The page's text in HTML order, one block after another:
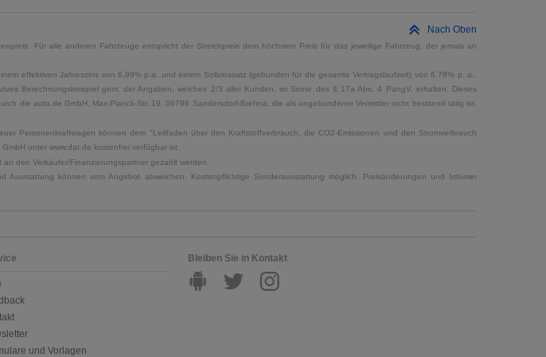
Nach Oben
Für alle anderen Fahrzeuge entspricht der Streichpreis dem höchsten Preis für das jeweilige Fahrzeug, der jemals an
effektiven Jahreszins von 6,99% p.a. und einem Sollzinssatz (gebunden für die gesamte Vertragslaufzeit) von 6,78% p. a..
Berechnungsbeispiel gem. der Angaben, welches 2/3 aller Kunden, im Sinne des § 17a Abs. 4 PangV, erhalten. Dieses
die auto.de GmbH, Max-Planck-Str. 19, 06796 Sandersdorf-Brehna, die als ungebundener Vermittler nicht beratend tätig ist.
Personenkraftwagen können dem "Leitfaden über den Kraftstoffverbrauch, die CO2-Emissionen und den Stromverbrauch
unter www.dat.de kostenfrei verfügbar ist.
den Verkäufer/Finanzierungspartner gezahlt werden.
können vom Angebot abweichen. Kostenpflichtige Sonderausstattung möglich. Preisänderungen und Irrtümer
und Vorlagen
Bleiben Sie in Kontakt